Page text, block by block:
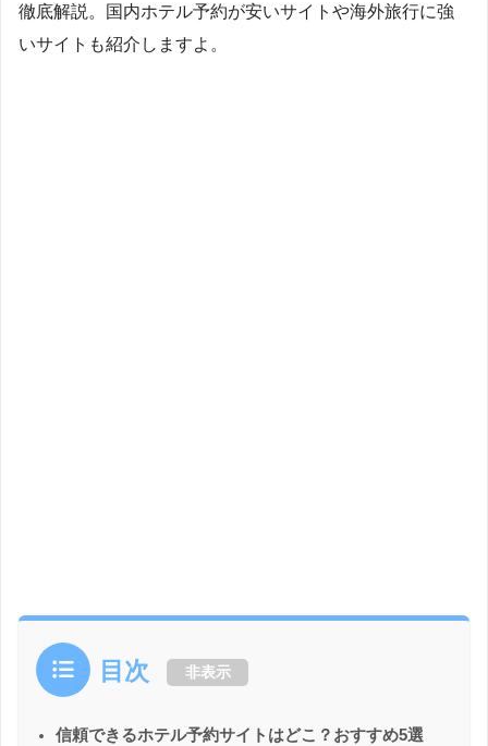
徹底解説。国内ホテル予約が安いサイトや海外旅行に強
いサイトも紹介しますよ。
目次 非表示
信頼できるホテル予約サイトはどこ？おすすめ5選